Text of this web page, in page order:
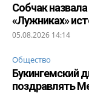
Собчак
«Лужниках»
05.08.2026 14:14
Общество
Букингемский
поздравлять